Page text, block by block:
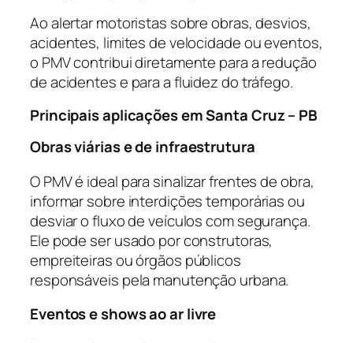
Ao alertar motoristas sobre obras, desvios,
acidentes, limites de velocidade ou eventos,
o PMV contribui diretamente para a redução
de acidentes e para a fluidez do tráfego.
Principais aplicações em Santa Cruz – PB
Obras viárias e de infraestrutura
O PMV é ideal para sinalizar frentes de obra,
informar sobre interdições temporárias ou
desviar o fluxo de veículos com segurança.
Ele pode ser usado por construtoras,
empreiteiras ou órgãos públicos
responsáveis pela manutenção urbana.
Eventos e shows ao ar livre